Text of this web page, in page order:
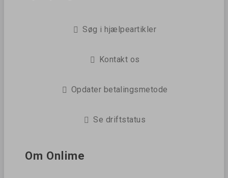
Søg i hjælpeartikler
Kontakt os
Opdater betalingsmetode
Se driftstatus
Om Onlime